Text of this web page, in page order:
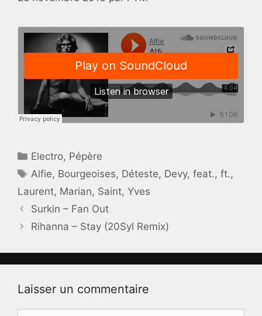
Catégories
Electro, Pépère
Étiquettes
Alfie, Bourgeoises, Déteste, Devy,feat.,ft.,
Laurent, Marian, Saint, Yves
Surkin – Fan Out
Rihanna – Stay (20Syl Remix)
Laisser un commentaire